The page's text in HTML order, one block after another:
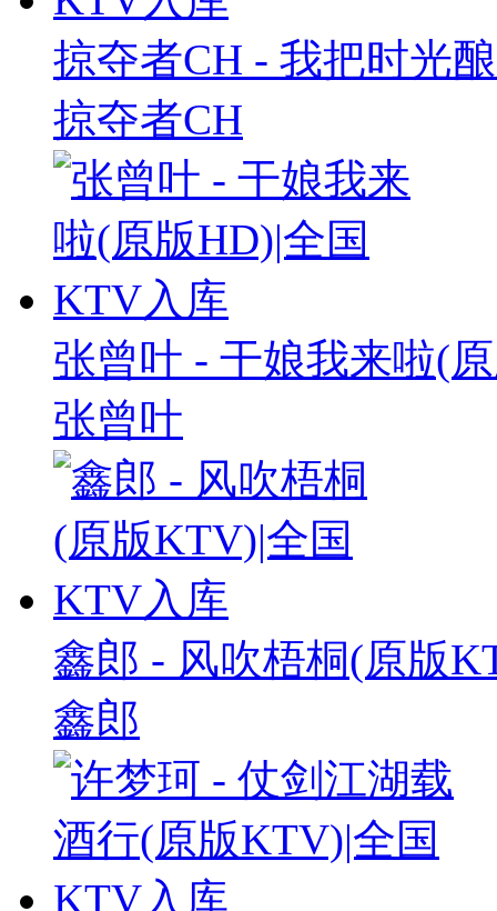
掠夺者CH - 我把时光
掠夺者CH
张曾叶 - 干娘我来啦(
张曾叶
鑫郎 - 风吹梧桐(原版
鑫郎